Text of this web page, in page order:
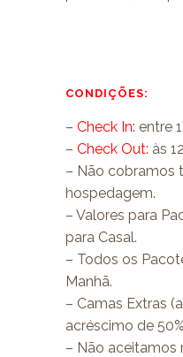
CONDIÇÕES:
– Check In: entre
– Check Out: às
– Não cobramos
hospedagem.
– Valores para
para Casal.
– Todos os
Manhã.
– Camas Extras
acréscimo de
– Não aceitamos